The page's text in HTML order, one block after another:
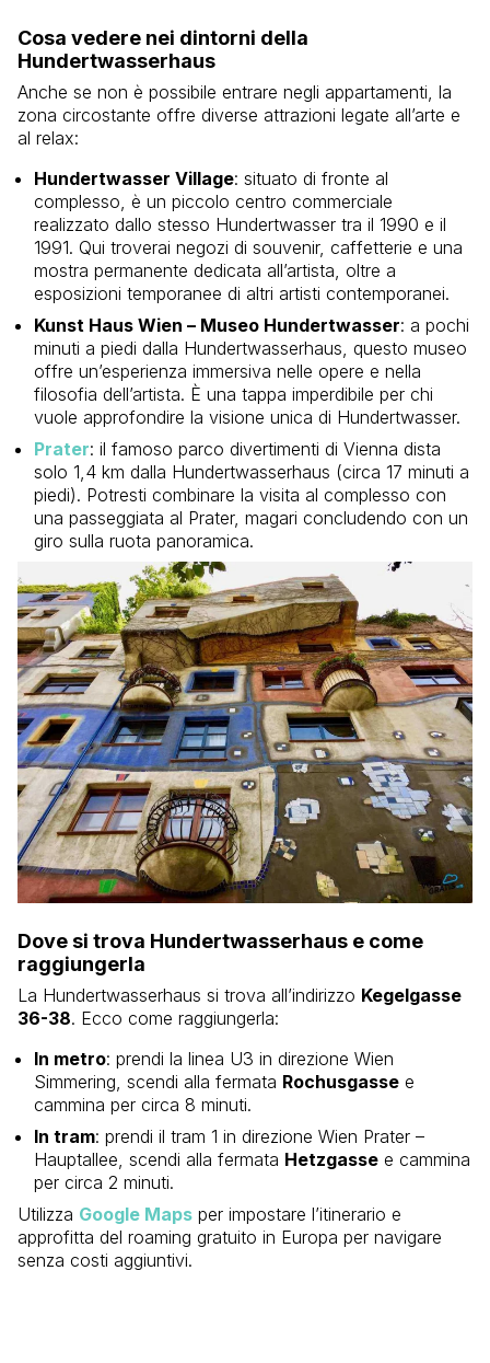
Cosa vedere nei dintorni della
Hundertwasserhaus
Anche se non è possibile entrare negli appartamenti, la
zona circostante offre diverse attrazioni legate all’arte e
al relax:
Hundertwasser Village: situato di fronte al
complesso, è un piccolo centro commerciale
realizzato dallo stesso Hundertwasser tra il 1990 e il
1991. Qui troverai negozi di souvenir, caffetterie e una
mostra permanente dedicata all’artista, oltre a
esposizioni temporanee di altri artisti contemporanei.
Kunst Haus Wien – Museo Hundertwasser: a pochi
minuti a piedi dalla Hundertwasserhaus, questo museo
offre un’esperienza immersiva nelle opere e nella
filosofia dell’artista. È una tappa imperdibile per chi
vuole approfondire la visione unica di Hundertwasser.
Prater: il famoso parco divertimenti di Vienna dista
solo 1,4 km dalla Hundertwasserhaus (circa 17 minuti a
piedi). Potresti combinare la visita al complesso con
una passeggiata al Prater, magari concludendo con un
giro sulla ruota panoramica.
Dove si trova Hundertwasserhaus e come
raggiungerla
La Hundertwasserhaus si trova all’indirizzo Kegelgasse
36-38. Ecco come raggiungerla:
In metro: prendi la linea U3 in direzione Wien
Simmering, scendi alla fermata Rochusgasse e
cammina per circa 8 minuti.
In tram: prendi il tram 1 in direzione Wien Prater –
Hauptallee, scendi alla fermata Hetzgasse e cammina
per circa 2 minuti.
Utilizza Google Maps per impostare l’itinerario e
approfitta del roaming gratuito in Europa per navigare
senza costi aggiuntivi.